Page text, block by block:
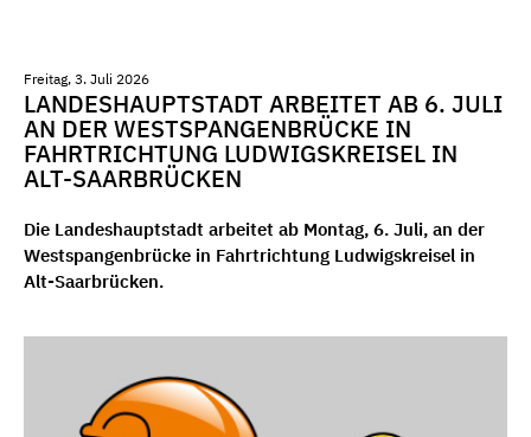
Freitag, 3. Juli 2026
LANDESHAUPTSTADT ARBEITET AB 6. JULI
AN DER WESTSPANGENBRÜCKE IN
FAHRTRICHTUNG LUDWIGSKREISEL IN
ALT-SAARBRÜCKEN
Die Landeshauptstadt arbeitet ab Montag, 6. Juli, an der
Westspangenbrücke in Fahrtrichtung Ludwigskreisel in
Alt-Saarbrücken.